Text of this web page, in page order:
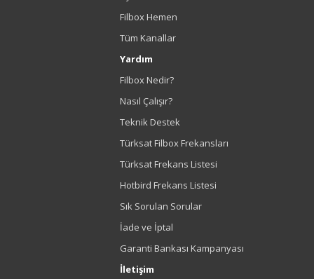
Filbox Hemen
Tüm Kanallar
Yardım
Filbox Nedir?
Nasıl Çalışır?
Teknik Destek
Türksat Filbox Frekansları
Türksat Frekans Listesi
Hotbird Frekans Listesi
Sık Sorulan Sorular
İade ve İptal
Garanti Bankası Kampanyası
İletişim